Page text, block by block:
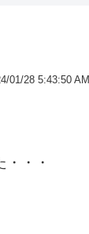
01/28 5:43:50 AM
・・